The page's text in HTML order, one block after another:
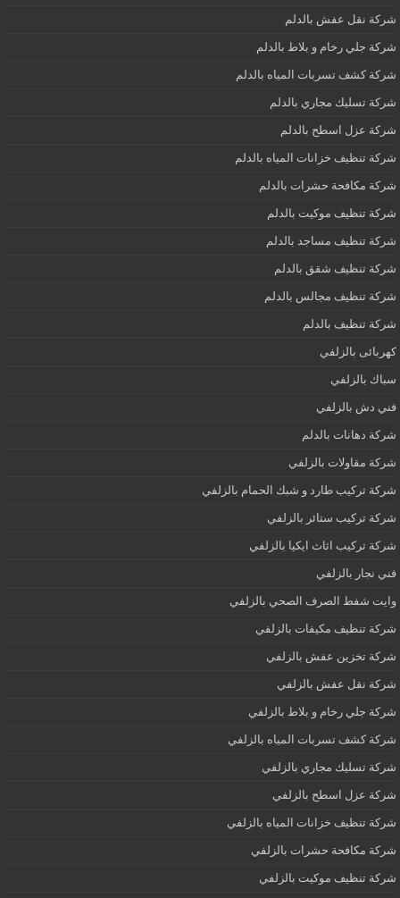
شركة نقل عفش بالدلم
شركة جلي رخام و بلاط بالدلم
شركة كشف تسربات المياه بالدلم
شركة تسليك مجاري بالدلم
شركة عزل اسطح بالدلم
شركة تنظيف خزانات المياه بالدلم
شركة مكافحة حشرات بالدلم
شركة تنظيف موكيت بالدلم
شركة تنظيف مساجد بالدلم
شركة تنظيف شقق بالدلم
شركة تنظيف مجالس بالدلم
شركة تنظيف بالدلم
كهربائى بالزلفي
سباك بالزلفي
فني دش بالزلفي
شركة دهانات بالدلم
شركة مقاولات بالزلفي
شركة تركيب طارد و شبك الحمام بالزلفي
شركة تركيب ستائر بالزلفي
شركة تركيب اثاث ايكيا بالزلفي
فني نجار بالزلفي
وايت شفط الصرف الصحي بالزلفي
شركة تنظيف مكيفات بالزلفي
شركة تخزين عفش بالزلفي
شركة نقل عفش بالزلفي
شركة جلي رخام و بلاط بالزلفي
شركة كشف تسربات المياه بالزلفي
شركة تسليك مجاري بالزلفي
شركة عزل اسطح بالزلفي
شركة تنظيف خزانات المياه بالزلفي
شركة مكافحة حشرات بالزلفي
شركة تنظيف موكيت بالزلفي